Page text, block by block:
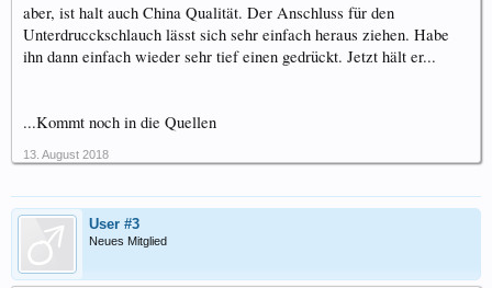
aber, ist halt auch China Qualität. Der Anschluss für den
Unterdrucckschlauch lässt sich sehr einfach heraus ziehen. Habe
ihn dann einfach wieder sehr tief einen gedrückt. Jetzt hält er...
...Kommt noch in die Quellen
13. August 2018
User #3
Neues Mitglied